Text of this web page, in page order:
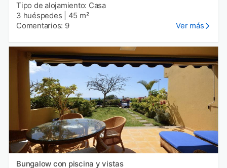
Tipo de alojamiento: Casa
3 huéspedes
45 m²
Comentarios: 9
Ver más
Bungalow con piscina y vistas